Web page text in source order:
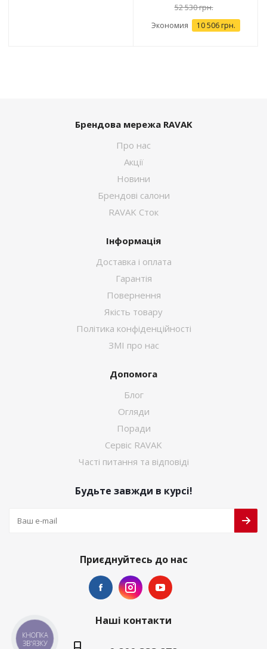
52 530 грн.
Экономия 10 506 грн.
Брендова мережа RAVAK
Про нас
Акції
Новини
Брендові салони
RAVAK Сток
Інформація
Доставка і оплата
Гарантія
Повернення
Якість товару
Політика конфіденційності
ЗМІ про нас
Допомога
Блог
Огляди
Поради
Сервіс RAVAK
Часті питання та відповіді
Будьте завжди в курсі!
Приєднуйтесь до нас
Наші контакти
КНОПКА
ЗВ'ЯЗКУ